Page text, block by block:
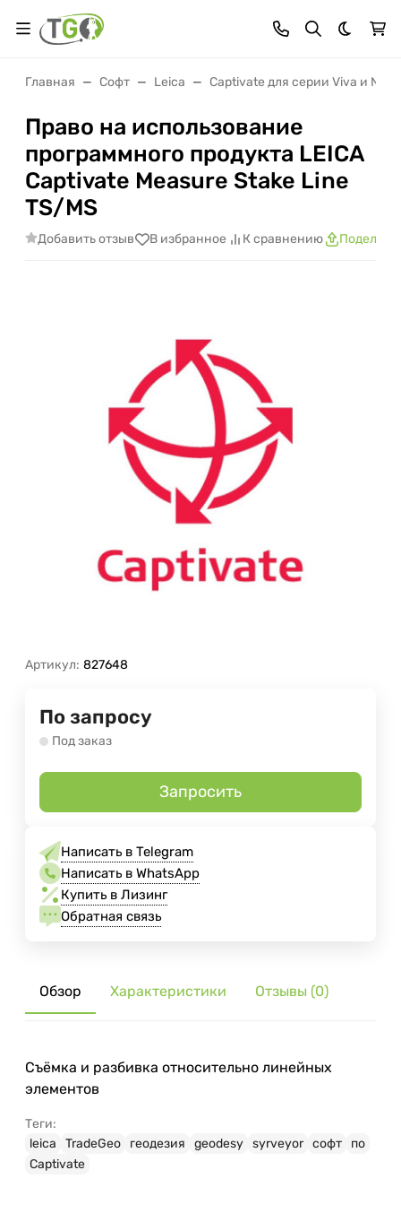
Темная
Главная Софт Leica Captivate для серии Viva и
Право на использование
программного продукта LEICA
Captivate Measure Stake Line
TS/MS
Добавить отзыв В избранное К сравнению
Артикул: 827648
По запросу
Под заказ
Запросить
Написать в Telegram
Написать в WhatsApp
Купить в Лизинг
Обратная связь
Обзор Характеристики Отзывы (0)
Съёмка и разбивка относительно линейных
элементов
Теги:
leica
TradeGeo геодезия geodesy syrveyor софт
по
Captivate